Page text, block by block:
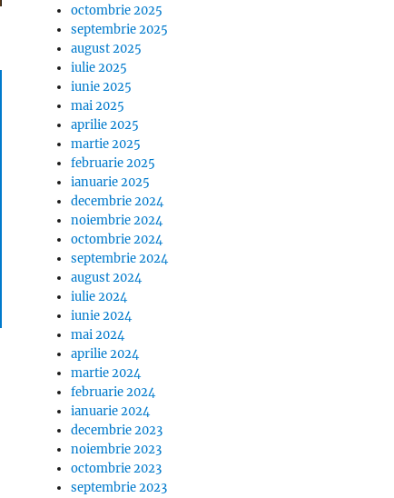
octombrie 2025
septembrie 2025
august 2025
iulie 2025
iunie 2025
mai 2025
aprilie 2025
martie 2025
februarie 2025
ianuarie 2025
decembrie 2024
noiembrie 2024
octombrie 2024
septembrie 2024
august 2024
iulie 2024
iunie 2024
mai 2024
aprilie 2024
martie 2024
februarie 2024
ianuarie 2024
decembrie 2023
noiembrie 2023
octombrie 2023
septembrie 2023